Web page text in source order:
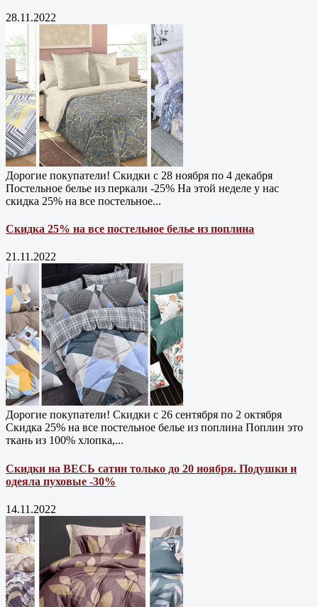
28.11.2022
Дорогие покупатели! Скидки с 28 ноября по 4 декабря
Постельное белье из перкали -25% На этой неделе у нас
скидка 25% на все постельное...
Скидка 25% на все постельное белье из поплина
21.11.2022
Дорогие покупатели! Скидки с 26 сентября по 2 октября
Скидка 25% на все постельное белье из поплина Поплин это
ткань из 100% хлопка,...
Скидки на ВЕСЬ сатин только до 20 ноября. Подушки и
одеяла пуховые -30%
14.11.2022